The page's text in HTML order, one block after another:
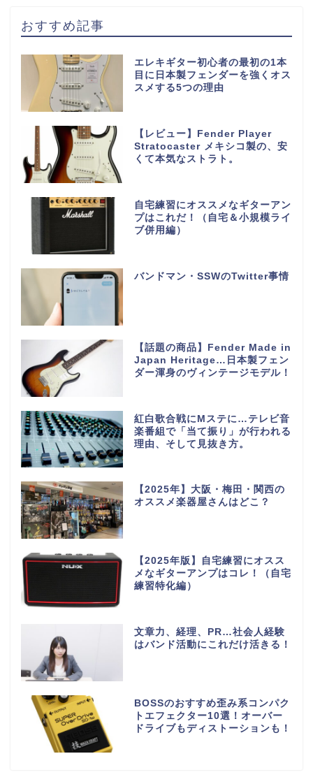
おすすめ記事
エレキギター初心者の最初の1本
目に日本製フェンダーを強くオス
スメする5つの理由
【レビュー】Fender Player
Stratocaster メキシコ製の、安
くて本気なストラト。
自宅練習にオススメなギターアン
プはこれだ！（自宅＆小規模ライ
ブ併用編）
バンドマン・SSWのTwitter事情
【話題の商品】Fender Made in
Japan Heritage…日本製フェン
ダー渾身のヴィンテージモデル！
紅白歌合戦にMステに…テレビ音
楽番組で「当て振り」が行われる
理由、そして見抜き方。
【2025年】大阪・梅田・関西の
オススメ楽器屋さんはどこ？
【2025年版】自宅練習にオスス
メなギターアンプはコレ！（自宅
練習特化編）
文章力、経理、PR…社会人経験
はバンド活動にこれだけ活きる！
BOSSのおすすめ歪み系コンパク
トエフェクター10選！オーバー
ドライブもディストーションも！